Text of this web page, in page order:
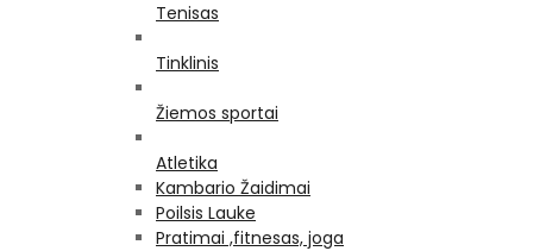
Tenisas
Tinklinis
Žiemos sportai
Atletika
Kambario Žaidimai
Poilsis Lauke
Pratimai ,fitnesas, joga